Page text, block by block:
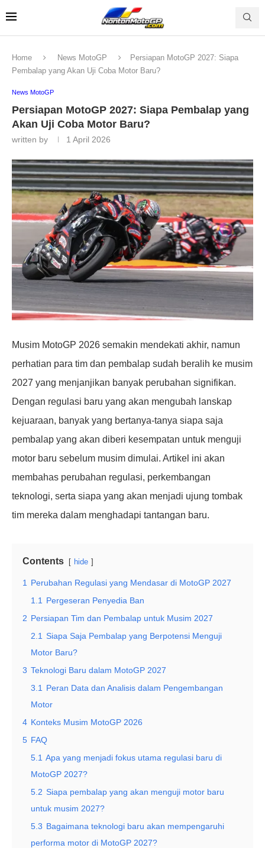
Home News MotoGP
Persiapan MotoGP 2027: Siapa
Pembalap yang Akan Uji Coba Motor Baru?
News MotoGP
Persiapan MotoGP 2027: Siapa Pembalap yang
Akan Uji Coba Motor Baru?
written by 1 April 2026
Musim MotoGP 2026 semakin mendekati akhir, namun
perhatian para tim dan pembalap sudah beralih ke musim
2027 yang menjanjikan banyak perubahan signifikan.
Dengan regulasi baru yang akan mengubah lanskap
kejuaraan, banyak yang bertanya-tanya siapa saja
pembalap yang akan diberi kesempatan untuk menguji
motor baru sebelum musim dimulai. Artikel ini akan
membahas perubahan regulasi, perkembangan
teknologi, serta siapa yang akan menjadi ujung tombak
tim mereka dalam menghadapi tantangan baru.
Contents hide
1
Perubahan Regulasi yang Mendasar di MotoGP 2027
1.1
Pergeseran Penyedia Ban
2 Persiapan Tim dan Pembalap untuk Musim 2027
2.1 Siapa Saja Pembalap yang Berpotensi Menguji
Motor Baru?
3 Teknologi Baru dalam MotoGP 2027
3.1
Peran Data dan Analisis dalam Pengembangan
Motor
4 Konteks Musim MotoGP 2026
5 FAQ
5.1 Apa yang menjadi fokus utama regulasi baru di
MotoGP 2027?
5.2 Siapa pembalap yang akan menguji motor baru
untuk musim 2027?
5.3 Bagaimana teknologi baru akan mempengaruhi
performa motor di MotoGP 2027?